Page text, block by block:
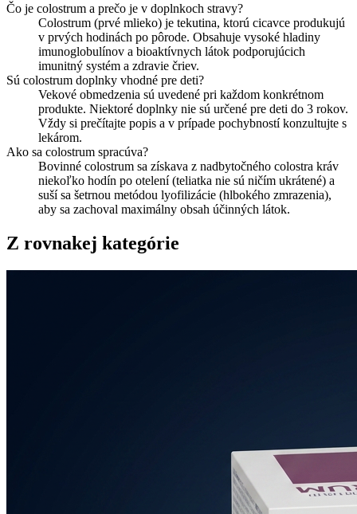
Čo je colostrum a prečo je v doplnkoch stravy?
Colostrum (prvé mlieko) je tekutina, ktorú cicavce produkujú
v prvých hodinách po pôrode. Obsahuje vysoké hladiny
imunoglobulínov a bioaktívnych látok podporujúcich
imunitný systém a zdravie čriev.
Sú colostrum doplnky vhodné pre deti?
Vekové obmedzenia sú uvedené pri každom konkrétnom
produkte. Niektoré doplnky nie sú určené pre deti do 3 rokov.
Vždy si prečítajte popis a v prípade pochybností konzultujte s
lekárom.
Ako sa colostrum spracúva?
Bovinné colostrum sa získava z nadbytočného colostra kráv
niekoľko hodín po otelení (teliatka nie sú ničím ukrátené) a
suší sa šetrnou metódou lyofilizácie (hlbokého zmrazenia),
aby sa zachoval maximálny obsah účinných látok.
Z rovnakej kategórie